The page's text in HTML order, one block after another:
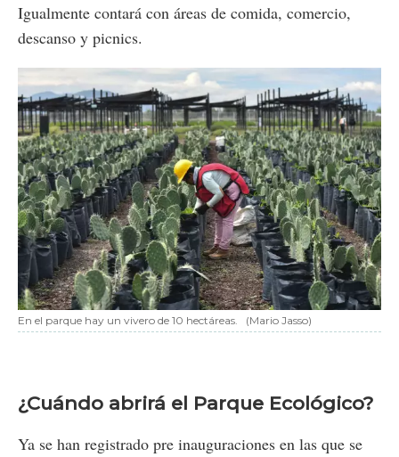
Igualmente contará con áreas de comida, comercio,
descanso y picnics.
En el parque hay un vivero de 10 hectáreas. (Mario Jasso)
¿Cuándo abrirá el Parque Ecológico?
Ya se han registrado pre inauguraciones en las que se